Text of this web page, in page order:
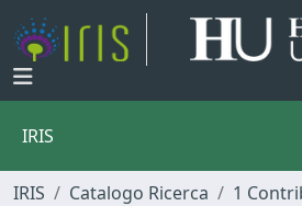
IRIS
IRIS Catalogo Ricerca
1